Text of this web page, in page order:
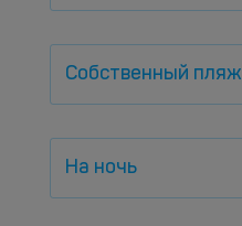
Собственный пляж
На ночь